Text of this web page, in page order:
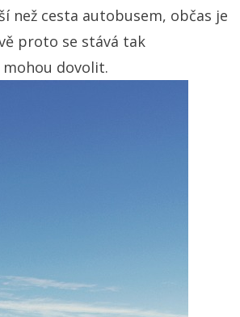
než cesta autobusem, občas je
proto se stává tak
dovolit.